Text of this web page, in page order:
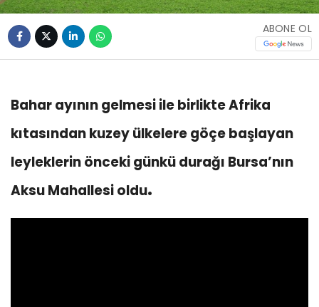
ABONE OL
Bahar ayının gelmesi ile birlikte Afrika
kıtasından kuzey ülkelere göçe başlayan
leyleklerin önceki günkü durağı Bursa’nın
Aksu Mahallesi oldu.